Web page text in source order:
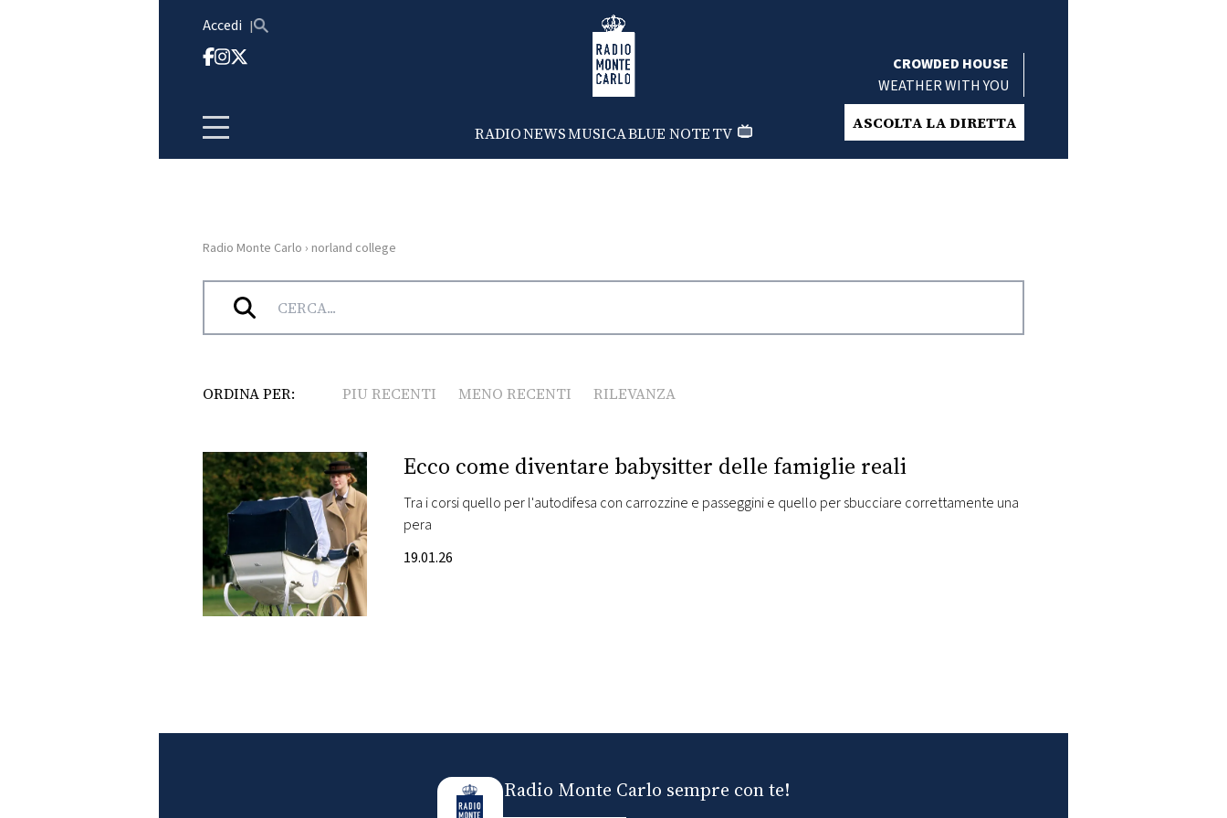
Accedi Radio Monte Carlo
RADIONEWSMUSICABLUE NOTETV
CROWDED HOUSE
WEATHER WITH YOU
ASCOLTA LA DIRETTA
HOME
RADIO
NEWS
FOTO
CONCORSI
Radio Monte Carlo › norland college
Tag:norland college
ORDINA PER: PIU RECENTI MENO RECENTI RILEVANZA
Ecco come diventare babysitter delle famiglie reali
Tra i corsi quello per l'autodifesa con carrozzine e passeggini e quello per sbucciare correttamente una
pera
19.01.26
Radio Monte Carlo sempre con te!